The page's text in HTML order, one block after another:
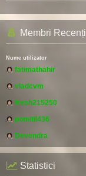
Membri Recenți
Nume utilizator
fatimathahir
vladcvm
fresh215250
pomitil436
Devendra
Statistici